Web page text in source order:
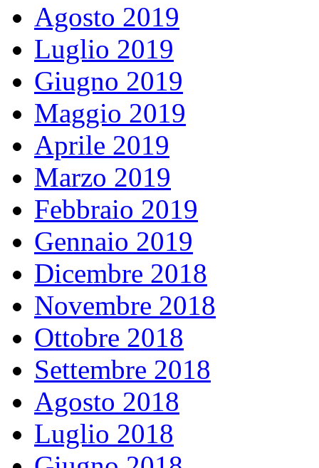
Agosto 2019
Luglio 2019
Giugno 2019
Maggio 2019
Aprile 2019
Marzo 2019
Febbraio 2019
Gennaio 2019
Dicembre 2018
Novembre 2018
Ottobre 2018
Settembre 2018
Agosto 2018
Luglio 2018